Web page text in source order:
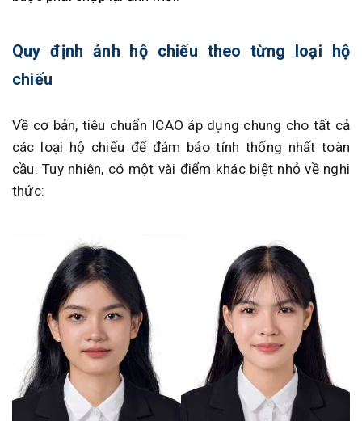
Quy định ảnh hộ chiếu theo từng loại hộ
chiếu
Về cơ bản, tiêu chuẩn ICAO áp dụng chung cho tất cả
các loại hộ chiếu để đảm bảo tính thống nhất toàn
cầu. Tuy nhiên, có một vài điểm khác biệt nhỏ về nghi
thức: